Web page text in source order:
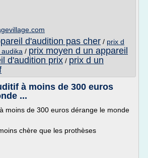
d'audition pas cher / prix d
/ prix moyen d un appareil
d'audition prix / prix d un
à moins de 300 euros
...
moins de 300 euros dérange le monde
chère que les prothèses